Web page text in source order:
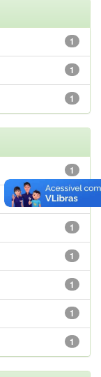
1
1
1
1
1
1
1
1
1
1